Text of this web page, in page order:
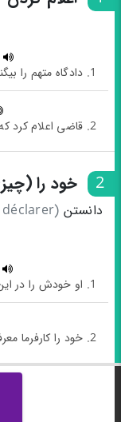
1. دادگاه متهم را بیگناه اعلام کرده است.
2. قاضی اعلام کرد که پرونده بسته شده است.
2 خود را
دانستن
1. او خودش را در این رابطه مقصر می‌داند.
2. خود را کارفرما معرفی کردن